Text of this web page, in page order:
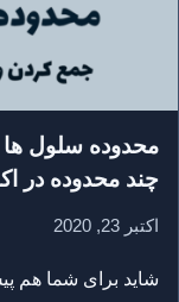
محدوده سلول
چند محدوده در
اکتبر 23, 2020
شاید برای شما هم